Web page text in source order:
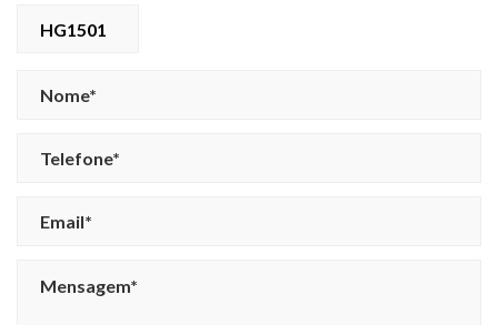
HG1501